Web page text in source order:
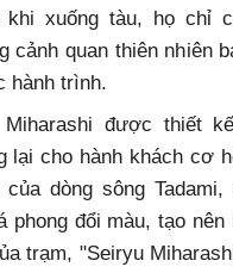
khi xuống tàu, họ chỉ
cảnh quan thiên nhiên
hành trình.
Miharashi được thiết
lại cho hành khách cơ
dòng sông
phong đổi màu, tạo nên
trạm, "Seiryu